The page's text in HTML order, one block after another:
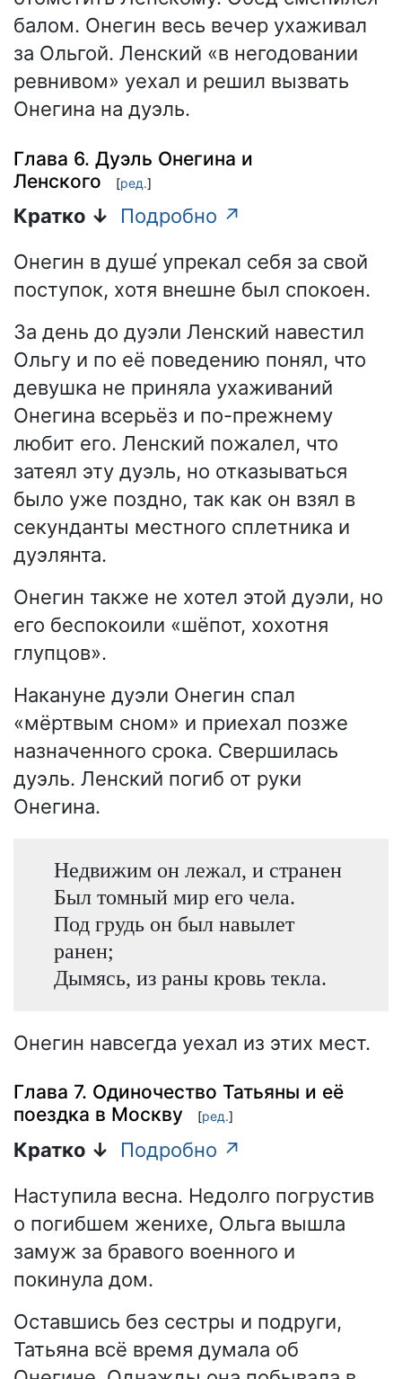
балом. Онегин весь вечер ухаживал
за Ольгой. Ленский «в негодовании
ревнивом» уехал и решил вызвать
Онегина на дуэль.
Глава 6. Дуэль Онегина и
Ленского
[ред.]
Кратко ↓
Подробно ↗
Онегин в душе́ упрекал себя за свой
поступок, хотя внешне был спокоен.
За день до дуэли Ленский навестил
Ольгу и по её поведению понял, что
девушка не приняла ухаживаний
Онегина всерьёз и по-прежнему
любит его. Ленский пожалел, что
затеял эту дуэль, но отказываться
было уже поздно, так как он взял в
секунданты местного сплетника и
дуэлянта.
Онегин также не хотел этой дуэли, но
его беспокоили «шёпот, хохотня
глупцов».
Накануне дуэли Онегин спал
«мёртвым сном» и приехал позже
назначенного срока. Свершилась
дуэль. Ленский погиб от руки
Онегина.
Недвижим он лежал, и странен
Был томный мир его чела.
Под грудь он был навылет
ранен;
Дымясь, из раны кровь текла.
Онегин навсегда уехал из этих мест.
Глава 7. Одиночество Татьяны и её
поездка в Москву
[ред.]
Кратко ↓
Подробно ↗
Наступила весна. Недолго погрустив
о погибшем женихе, Ольга вышла
замуж за бравого военного и
покинула дом.
Оставшись без сестры и подруги,
Татьяна всё время думала об